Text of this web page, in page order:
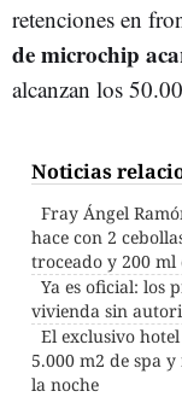
retenciones en
de microchip
alcanzan los
Noticias
Fray Ángel
hace con 2
troceado y 200 ml
Ya es oficial: los
vivienda sin
El exclusivo
5.000 m2 de spa
la noche